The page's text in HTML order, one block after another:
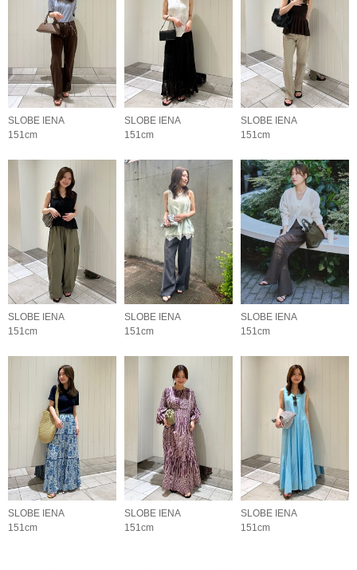
SLOBE IENA
151cm
SLOBE IENA
151cm
SLOBE IENA
151cm
SLOBE IENA
151cm
SLOBE IENA
151cm
SLOBE IENA
151cm
SLOBE IENA
151cm
SLOBE IENA
151cm
SLOBE IENA
151cm